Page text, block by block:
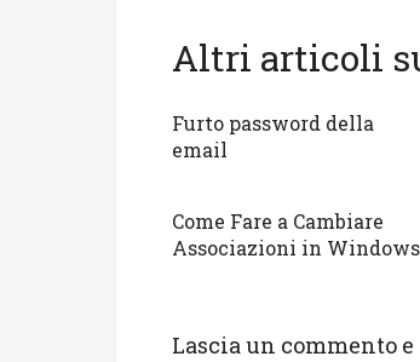
Altri articoli
Furto password della
email
Come Fare a Cambiare
Associazioni in Windows
Lascia un commento